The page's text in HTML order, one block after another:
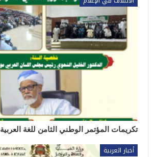
تكريمات المؤتمر الوطني الثامن للغة العربية
أخبار العربية